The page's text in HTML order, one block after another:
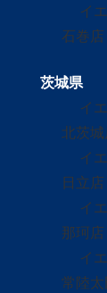
イ
石巻店
茨城県
イ
北茨城
イ
日立店
イ
那珂店
イ
常陸